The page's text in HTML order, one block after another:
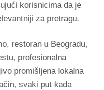
korisnicima da je
za pretragu.
restoran u Beogradu,
profesionalna
promišljena lokalna
svaki put kada